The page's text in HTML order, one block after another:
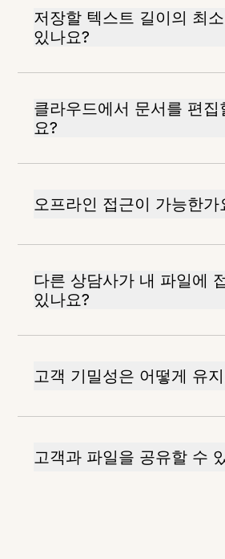
저장할 텍스트 길이의 최
있나요?
클라우드에서 문서를 편집
요?
오프라인 접근이 가능한가
다른 상담사가 내 파일에
있나요?
고객 기밀성은 어떻게 유
고객과 파일을 공유할 수